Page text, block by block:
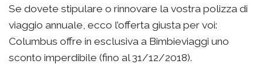
Se dovete stipulare o rinnovare la vostra polizza di
viaggio annuale, ecco l’offerta giusta per voi:
Columbus offre in esclusiva a Bimbieviaggi uno
sconto imperdibile (fino al 31/12/2018).